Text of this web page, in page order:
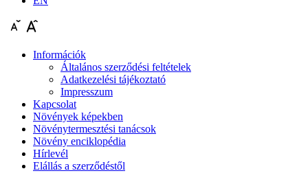
Információk
Általános szerződési feltételek
Adatkezelési tájékoztató
Impresszum
Kapcsolat
Növények képekben
Növénytermesztési tanácsok
Növény enciklopédia
Hírlevél
Elállás a szerződéstől